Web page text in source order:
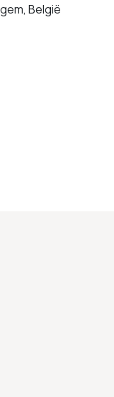
België